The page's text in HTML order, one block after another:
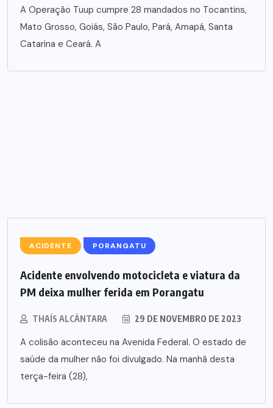
A Operação Tuup cumpre 28 mandados no Tocantins,
Mato Grosso, Goiás, São Paulo, Pará, Amapá, Santa
Catarina e Ceará. A
ACIDENTE PORANGATU
Acidente envolvendo motocicleta e viatura da
PM deixa mulher ferida em Porangatu
THAÍS ALCÂNTARA 29 DE NOVEMBRO DE 2023
A colisão aconteceu na Avenida Federal. O estado de
saúde da mulher não foi divulgado. Na manhã desta
terça-feira (28),